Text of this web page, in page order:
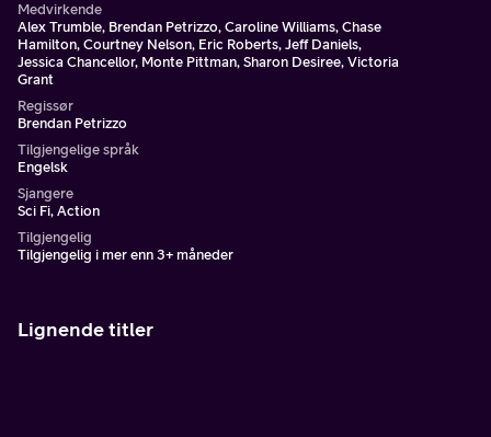
Medvirkende
Alex Trumble, Brendan Petrizzo, Caroline Williams, Chase
Hamilton, Courtney Nelson, Eric Roberts, Jeff Daniels,
Jessica Chancellor, Monte Pittman, Sharon Desiree, Victoria
Grant
Regissør
Brendan Petrizzo
Tilgjengelige språk
Engelsk
Sjangere
Sci Fi, Action
Tilgjengelig
Tilgjengelig i mer enn 3+ måneder
Lignende titler